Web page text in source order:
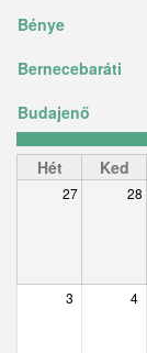
Bénye
Bernecebaráti
Budajenő
Ceglédbercel
Csemő
Csobánka
Hét Ked
27 28
3 4